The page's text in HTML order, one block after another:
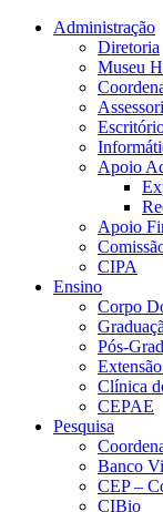
Conteúdo principal
Administração
Diretoria
Museu
Apoio
Apoio
CIPA
Ensino
Corpo
Pós-
Clínica
CEPAE
Pesquisa
Banco
CEP –
CIBio